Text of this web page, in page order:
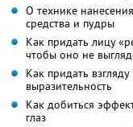
О технике
средства и пудры
Как придать лицу
чтобы оно не
Как придать взгляду
выразительность
Как добиться
глаз